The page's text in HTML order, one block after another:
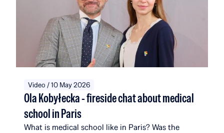
Foundation has allocated over 22 million PLN to
education and talent development. 100% of the
funds come from the TOP CHARITY initiative,
organized by Omenaa Mensah and Rafał Brzoska,
which engages representatives from the worlds of
business, culture, and the arts from around the
Video / 10 May 2026
Ola Kobyłecka - fireside chat about medical
school in Paris
What is medical school like in Paris? Was the